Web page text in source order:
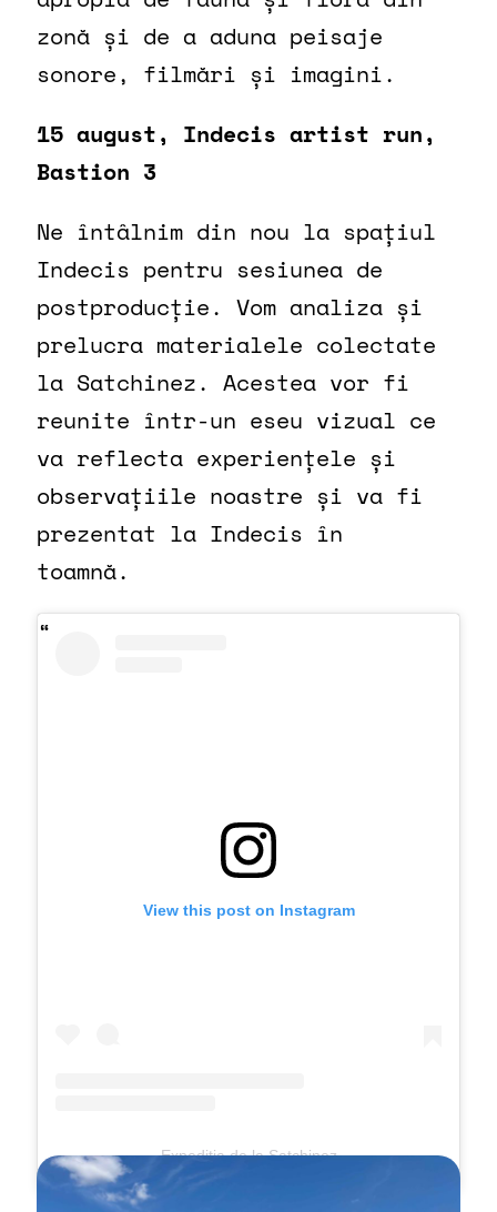
zonă și de a aduna peisaje
sonore, filmări și imagini.
15 august, Indecis artist run,
Bastion 3
Ne întâlnim din nou la spațiul
Indecis pentru sesiunea de
postproducție. Vom analiza și
prelucra materialele colectate
la Satchinez. Acestea vor fi
reunite într-un eseu vizual ce
va reflecta experiențele și
observațiile noastre și va fi
prezentat la Indecis în
toamnă.
View this post on Instagram
Expediția de la Satchinez